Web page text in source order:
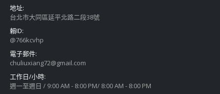
地址:
台北市大同區延平北路二段38號
賴ID:
@766kcvhp
電子郵件:
chuliuxiang72@gmail.com
工作日/小時:
週一至週日 / 9:00 AM - 8:00 PM/ 8:00 AM - 8:00 PM